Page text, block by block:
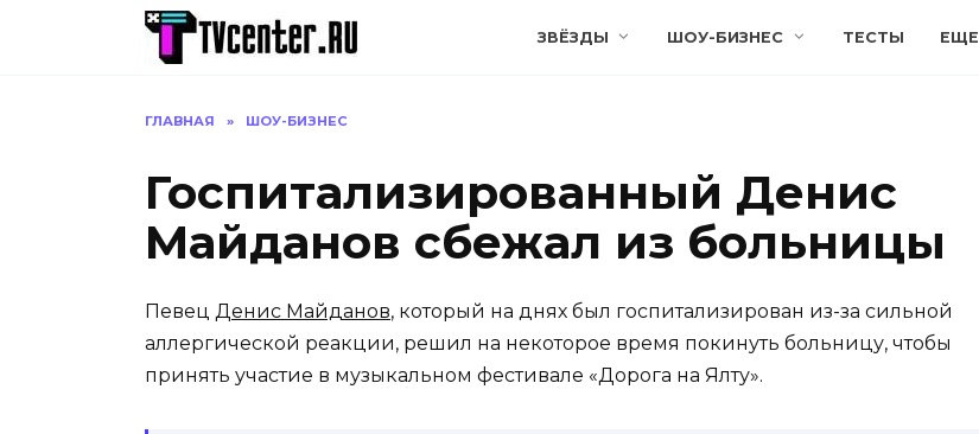
ЗВЁЗДЫ ШОУ-БИЗНЕС ТЕСТЫ ЕЩЕ
ГЛАВНАЯ » ШОУ-БИЗНЕС
Госпитализированный Денис
Майданов сбежал из больницы
Певец Денис Майданов, который на днях был госпитализирован из-за сильной
аллергической реакции, решил на некоторое время покинуть больницу, чтобы
принять участие в музыкальном фестивале «Дорога на Ялту».